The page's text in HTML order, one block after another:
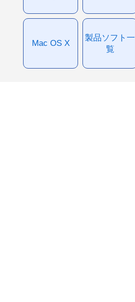
Mac OS X
製品ソフト一
覧